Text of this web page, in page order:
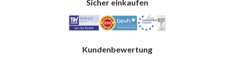
Sicher einkaufen
Kundenbewertung